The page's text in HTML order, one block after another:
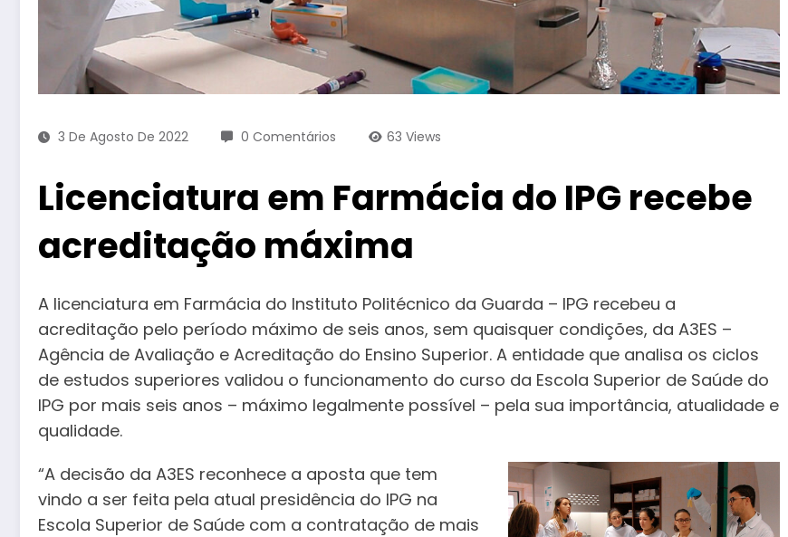
3 De Agosto De 2022 0 Comentários 63 Views
Licenciatura em Farmácia do IPG recebe
acreditação máxima
A licenciatura em Farmácia do Instituto Politécnico da Guarda – IPG recebeu a
acreditação pelo período máximo de seis anos, sem quaisquer condições, da A3ES –
Agência de Avaliação e Acreditação do Ensino Superior. A entidade que analisa os ciclos
de estudos superiores validou o funcionamento do curso da Escola Superior de Saúde do
IPG por mais seis anos – máximo legalmente possível – pela sua importância, atualidade e
qualidade.
“A decisão da A3ES reconhece a aposta que tem
vindo a ser feita pela atual presidência do IPG na
Escola Superior de Saúde com a contratação de mais